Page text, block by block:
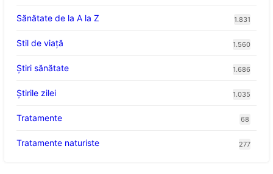
Sănătate de la A la Z 1.831
Stil de viaţă 1.560
Ştiri sănătate 1.686
Știrile zilei 1.035
Tratamente 68
Tratamente naturiste 277